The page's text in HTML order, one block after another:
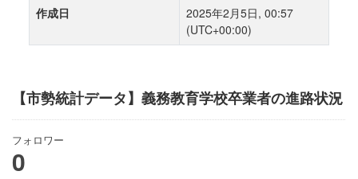
【市勢統計データ】義務教育学校卒業者の進路状況
フォロワー
0
作成日
2025年2月5日, 00:57
(UTC+00:00)